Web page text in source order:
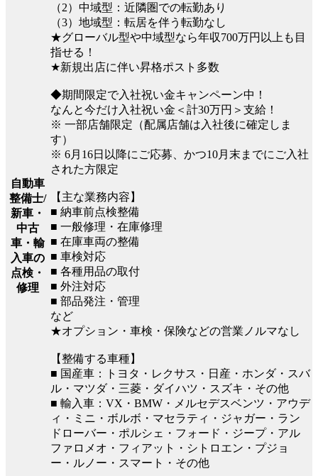
自動車
整備士/
新車・
中古
車・輸
入車の
点検・
修理
（2）中域型：近隣圏での転勤あり
（3）地域型：転居を伴う転勤なし
★グローバル型や中域型なら年収700万円以上も目
指せる！
★新規出店に伴い昇格ポスト多数
◆期間限定で入社祝い金キャンペーン中！
なんと今だけ入社祝い金＜計30万円＞支給！
※ 一部店舗限定（配属店舗は入社後に確定しま
す）
※ 6月16日以降にご応募、かつ10月末までにご入社
された方限定
【主な業務内容】
■ 納車前点検整備
■ 一般修理・在庫修理
■ 在庫車両の整備
■ 車検対応
■ 各種用品の取付
■ 外注対応
■ 部品発注・管理
など
★オプション・車検・保険などの営業ノルマなし
【整備する車種】
■ 国産車：トヨタ・レクサス・日産・ホンダ・スバ
ル・マツダ・三菱・ダイハツ・スズキ・その他
■ 輸入車：VX・BMW・メルセデスベンツ・アウデ
ィ・ミニ・ボルボ・マセラティ・ジャガー・ラン
ドローバー・ポルシェ・フォード・ジープ・アル
ファロメオ・フィアット・シトロエン・プジョ
ー・ルノー・スマート・その他